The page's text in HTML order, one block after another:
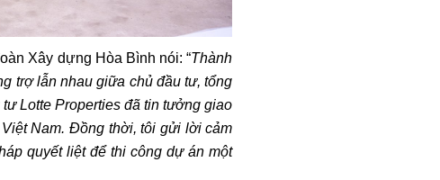
Xây dựng Hòa Bình nói: “Thành
trợ lẫn nhau giữa chủ đầu tư, tổng
Lotte Properties đã tin tưởng giao
Nam. Đồng thời, tôi gửi lời cảm
quyết liệt để thi công dự án một